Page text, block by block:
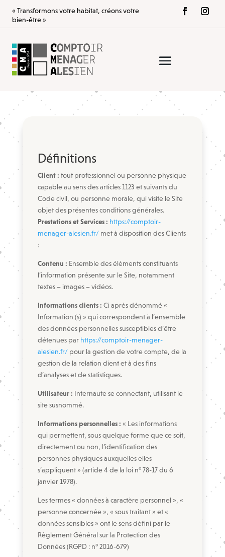
« Transformons votre habitat, créons votre
bien-être »
Définitions
Client : tout professionnel ou personne physique
capable au sens des articles 1123 et suivants du
Code civil, ou personne morale, qui visite le Site
objet des présentes conditions générales.
Prestations et Services : https://comptoir-
menager-alesien.fr/met à disposition des Clients
:
Contenu : Ensemble des éléments constituants
l’information présente sur le Site, notamment
textes – images – vidéos.
Informations clients : Ci après dénommé «
Information (s) » qui correspondent à l’ensemble
des données personnelles susceptibles d’être
détenues par https://comptoir-menager-
alesien.fr/pour la gestion de votre compte, de la
gestion de la relation client et à des fins
d’analyses et de statistiques.
Utilisateur : Internaute se connectant, utilisant le
site susnommé.
Informations personnelles : « Les informations
qui permettent, sous quelque forme que ce soit,
directement ou non, l’identification des
personnes physiques auxquelles elles
s’appliquent » (article 4 de la loi n° 78-17 du 6
janvier 1978).
Les termes « données à caractère personnel », «
personne concernée », « sous traitant » et «
données sensibles » ont le sens défini par le
Règlement Général sur la Protection des
Données (RGPD : n° 2016-679)